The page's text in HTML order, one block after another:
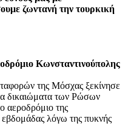
ζωντανή την τουρκική
Κωνσταντινούπολης
της Μόσχας ξεκίνησε
δικαιώματα των Ρώσων
αεροδρόμιο της
εβδομάδας λόγω της πυκνής